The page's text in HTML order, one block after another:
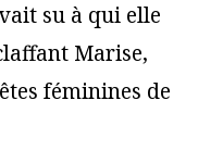
su à qui elle
Marise,
féminines de